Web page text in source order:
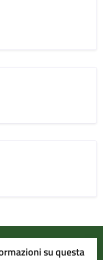
su questa